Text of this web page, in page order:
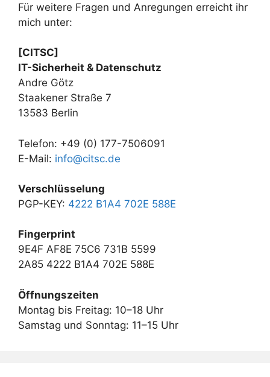
Für weitere Fragen und Anregungen erreicht ihr
mich unter:
[CITSC]
IT-Sicherheit & Datenschutz
Andre Götz
Staakener Straße 7
13583 Berlin
Telefon: +49 (0) 177-7506091
E-Mail: info@citsc.de
Verschlüsselung
PGP-KEY: 4222 B1A4 702E 588E
Fingerprint
9E4F AF8E 75C6 731B 5599
2A85 4222 B1A4 702E 588E
Öffnungszeiten
Montag bis Freitag: 10–18 Uhr
Samstag und Sonntag: 11–15 Uhr